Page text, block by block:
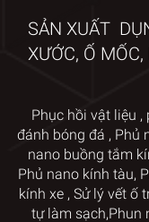
SẢN XUẤT
XƯỚC, Ố
Phục hồi vật liệu ,
đánh bóng đá , Phủ
nano buồng tắm
Phủ nano kính tàu,
kính xe, Sử lý vết ố
tự làm sạch,Phun